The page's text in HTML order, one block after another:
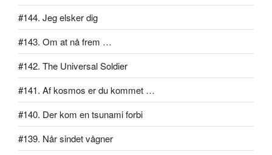
#144. Jeg elsker dig
#143. Om at nå frem …
#142. The Universal Soldier
#141. Af kosmos er du kommet …
#140. Der kom en tsunami forbi
#139. Når sindet vågner